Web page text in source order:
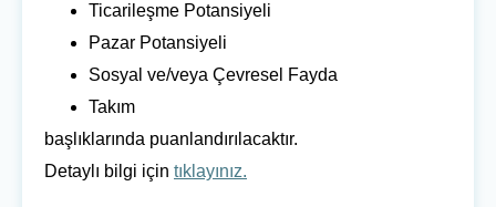
Ticarileşme Potansiyeli
Pazar Potansiyeli
Sosyal ve/veya Çevresel Fayda
Takım
başlıklarında puanlandırılacaktır.
Detaylı bilgi için tıklayınız.